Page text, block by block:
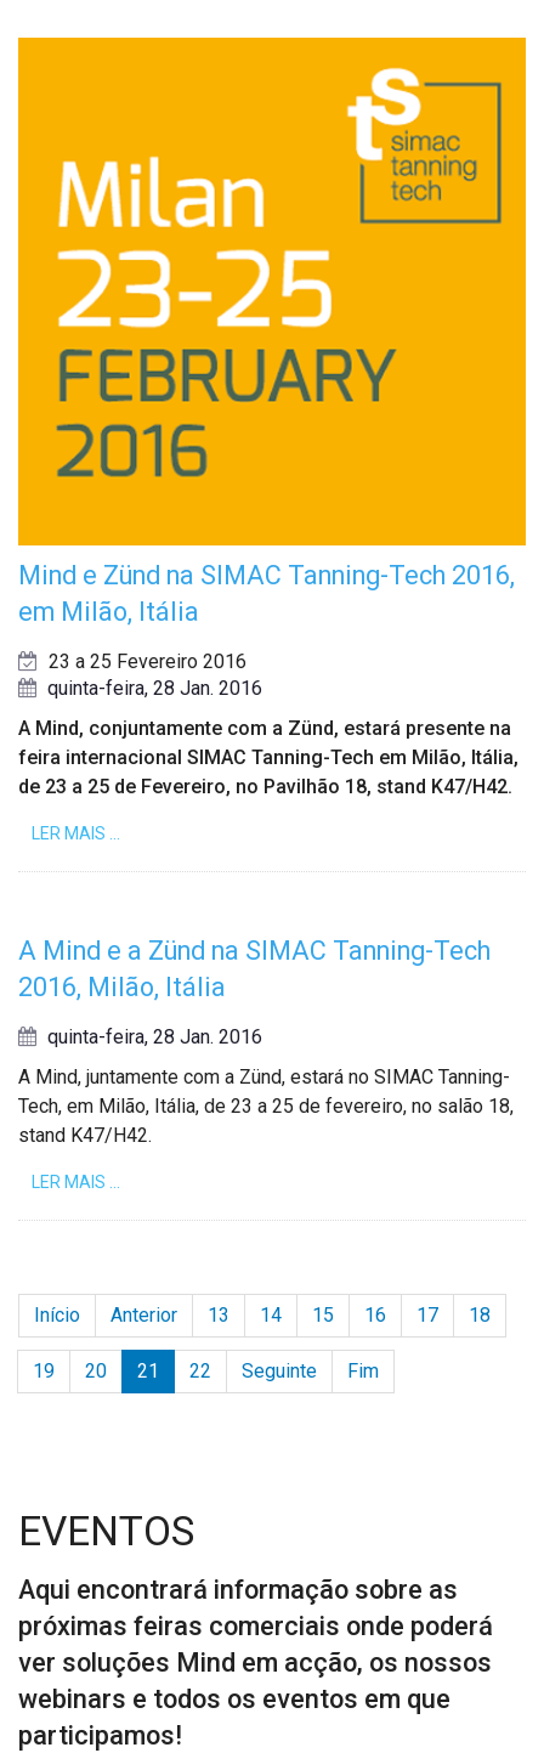
Mind e Zünd na SIMAC Tanning-Tech 2016,
em Milão, Itália
23 a 25 Fevereiro 2016
quinta-feira, 28 Jan. 2016
A Mind, conjuntamente com a Zünd, estará presente na
feira internacional SIMAC Tanning-Tech em Milão, Itália,
de 23 a 25 de Fevereiro, no Pavilhão 18, stand K47/H42.
LER MAIS …
A Mind e a Zünd na SIMAC Tanning-Tech
2016, Milão, Itália
quinta-feira, 28 Jan. 2016
A Mind, juntamente com a Zünd, estará no SIMAC Tanning-
Tech, em Milão, Itália, de 23 a 25 de fevereiro, no salão 18,
stand K47/H42.
LER MAIS …
Início Anterior 13 14 15 16 17 18
19 20 21 22 Seguinte Fim
EVENTOS
Aqui encontrará informação sobre as
próximas feiras comerciais onde poderá
ver soluções Mind em acção, os nossos
webinars e todos os eventos em que
participamos!